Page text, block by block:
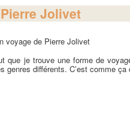
Jolivet
voyage de Pierre Jolivet
que je trouve une forme de
genres différents. C’est comme